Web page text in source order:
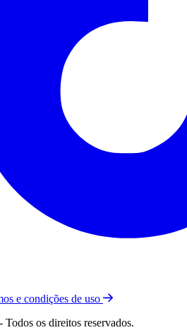
e condições de uso
os direitos reservados.